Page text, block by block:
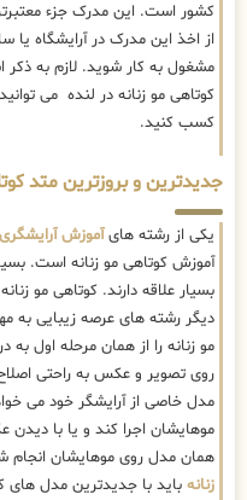
کشور است. این مدرک جزء
از اخذ این مدرک در آرایشگاه
مشغول به کار شوید. لازم به
کوتاهی مو زنانه در لنده می
کسب کنید.
جدیدترین و بروزترین متد
یکی از رشته هایآموزش آرایشگری
آموزش کوتاهی مو زنانه است.
بسیار علاقه دارند. کوتاهی مو
دیگر رشته های عرصه زیبایی به
مو زنانه را از همان مرحله اول به
روی تصویر و عکس به راحتی
مدل خاصی از آرایشگر خود می
موهایشان اجرا کند و یا با دیدن
همان مدل روی موهایشان
زنانه باید با جدیدترین مدل های